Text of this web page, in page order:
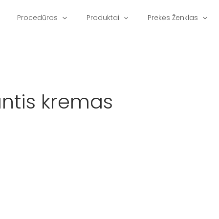
Procedūros Produktai Prekės Ženklas
kremas